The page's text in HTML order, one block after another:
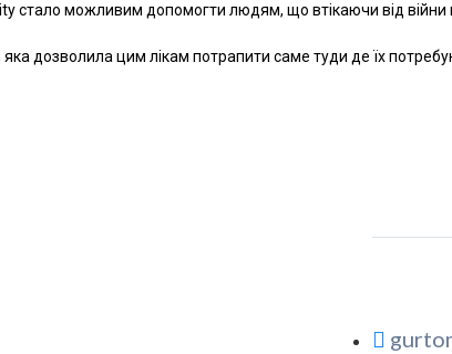
стало можливим допомогти людям, що втікаючи від війни
дозволила цим лікам потрапити саме туди де їх